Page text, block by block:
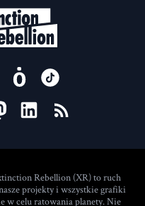
ON
Rebellion (XR) to ruch
projekty i wszystkie grafiki
w celu ratowania planety. Nie